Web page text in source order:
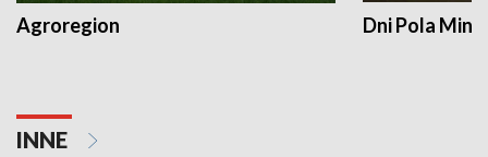
Agroregion Dni Pola
INNE